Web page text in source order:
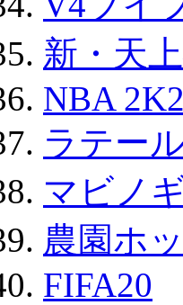
新・天
NBA
ラテー
マビノ
農園ホ
FIFA20